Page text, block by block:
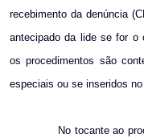
recebimento da denúncia
antecipado da lide se for o
os procedimentos são
especiais ou se inseridos
No tocante ao